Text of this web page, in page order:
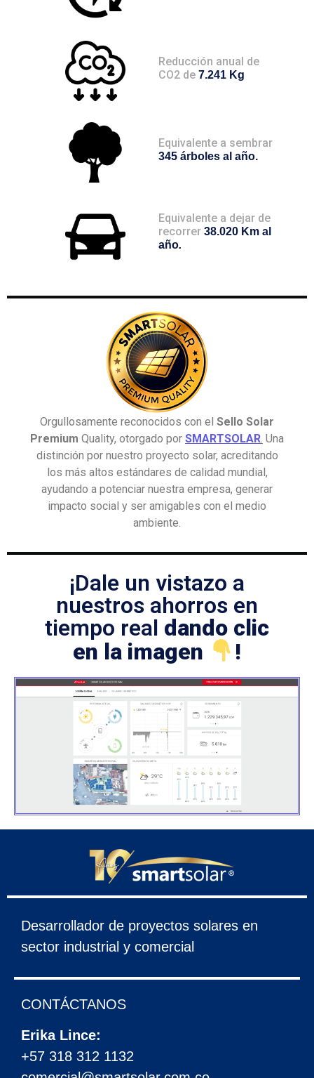
Reducción anual de
CO2 de 7.241 Kg
Equivalente a sembrar
345 árboles al año.
Equivalente a dejar de
recorrer 38.020 Km al
año.
Orgullosamente reconocidos con el Sello Solar
Premium Quality, otorgado por SMARTSOLAR. Una
distinción por nuestro proyecto solar, acreditando
los más altos estándares de calidad mundial,
ayudando a potenciar nuestra empresa, generar
impacto social y ser amigables con el medio
ambiente.
¡Dale un vistazo a
nuestros ahorros en
tiempo real dando clic
en la imagen
!
Desarrollador de proyectos solares en
sector industrial y comercial
CONTÁCTANOS
Erika Lince:
+57 318 312 1132